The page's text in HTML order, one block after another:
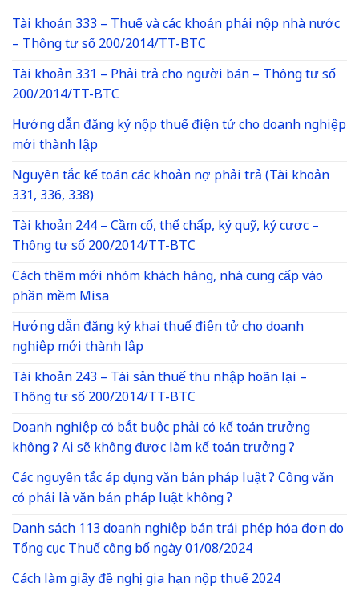
Tài khoản 333 – Thuế và các khoản phải nộp nhà nước
– Thông tư số 200/2014/TT-BTC
Tài khoản 331 – Phải trả cho người bán – Thông tư số
200/2014/TT-BTC
Hướng dẫn đăng ký nộp thuế điện tử cho doanh nghiệp
mới thành lập
Nguyên tắc kế toán các khoản nợ phải trả (Tài khoản
331, 336, 338)
Tài khoản 244 – Cầm cố, thế chấp, ký quỹ, ký cược –
Thông tư số 200/2014/TT-BTC
Cách thêm mới nhóm khách hàng, nhà cung cấp vào
phần mềm Misa
Hướng dẫn đăng ký khai thuế điện tử cho doanh
nghiệp mới thành lập
Tài khoản 243 – Tài sản thuế thu nhập hoãn lại –
Thông tư số 200/2014/TT-BTC
Doanh nghiệp có bắt buộc phải có kế toán trưởng
không ? Ai sẽ không được làm kế toán trưởng ?
Các nguyên tắc áp dụng văn bản pháp luật ? Công văn
có phải là văn bản pháp luật không ?
Danh sách 113 doanh nghiệp bán trái phép hóa đơn do
Tổng cục Thuế công bố ngày 01/08/2024
Cách làm giấy đề nghị gia hạn nộp thuế 2024